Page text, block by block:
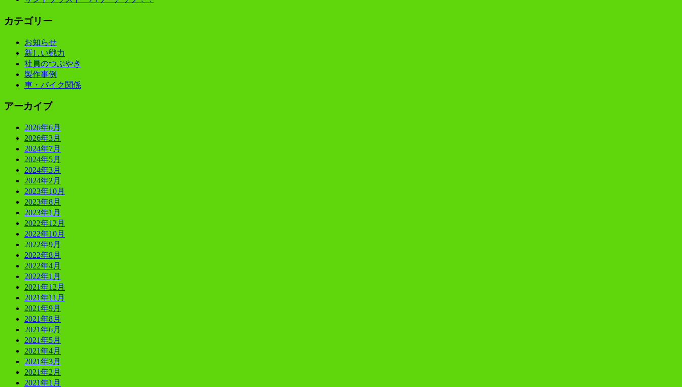
カテゴリー
お知らせ
新しい戦力
社員のつぶやき
製作事例
車・バイク関係
アーカイブ
2026年6月
2026年3月
2024年7月
2024年5月
2024年3月
2024年2月
2023年10月
2023年8月
2023年1月
2022年12月
2022年10月
2022年9月
2022年8月
2022年4月
2022年1月
2021年12月
2021年11月
2021年9月
2021年8月
2021年6月
2021年5月
2021年4月
2021年3月
2021年2月
2021年1月